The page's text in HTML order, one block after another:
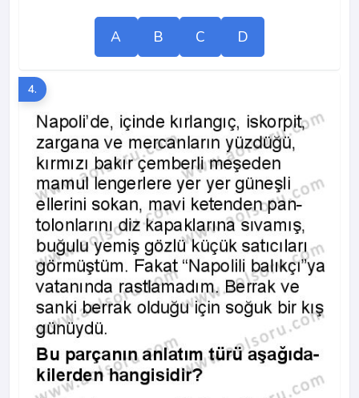
A B C D
4.